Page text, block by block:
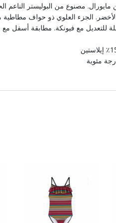
مايورال. مصنوع من البوليستر
الأخضر. الجزء العلوي ذو حواف
للتعديل مع فيونكة. مطابقة أسفل